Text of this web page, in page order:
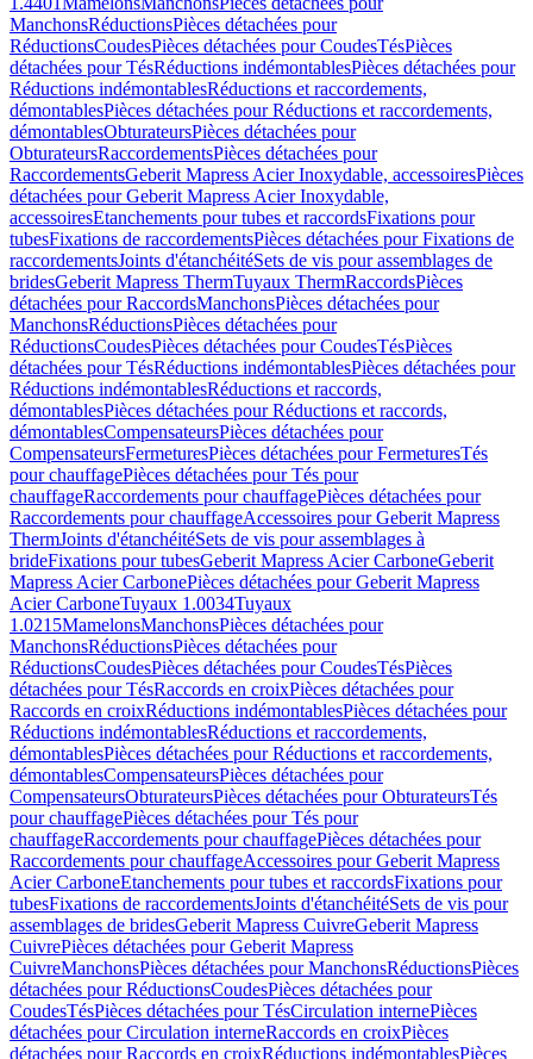
ManchonsRéductionsPièces détachées pour
RéductionsCoudesPièces détachées pour CoudesTésPièces
détachées pour TésRéductions indémontablesPièces détachées pour
Réductions indémontablesRéductions et raccordements,
démontablesPièces détachées pour Réductions et raccordements,
démontablesObturateursPièces détachées pour
ObturateursRaccordementsPièces détachées pour
RaccordementsGeberit Mapress Acier Inoxydable, accessoiresPièces
détachées pour Geberit Mapress Acier Inoxydable,
accessoiresEtanchements pour tubes et raccordsFixations pour
tubesFixations de raccordementsPièces détachées pour Fixations de
raccordementsJoints d'étanchéitéSets de vis pour assemblages de
bridesGeberit Mapress ThermTuyaux ThermRaccordsPièces
détachées pour RaccordsManchonsPièces détachées pour
ManchonsRéductionsPièces détachées pour
RéductionsCoudesPièces détachées pour CoudesTésPièces
détachées pour TésRéductions indémontablesPièces détachées pour
Réductions indémontablesRéductions et raccords,
démontablesPièces détachées pour Réductions et raccords,
démontablesCompensateursPièces détachées pour
CompensateursFermeturesPièces détachées pour FermeturesTés
pour chauffagePièces détachées pour Tés pour
chauffageRaccordements pour chauffagePièces détachées pour
Raccordements pour chauffageAccessoires pour Geberit Mapress
ThermJoints d'étanchéitéSets de vis pour assemblages à
brideFixations pour tubesGeberit Mapress Acier CarboneGeberit
Mapress Acier CarbonePièces détachées pour Geberit Mapress
Acier CarboneTuyaux 1.0034Tuyaux
1.0215MamelonsManchonsPièces détachées pour
ManchonsRéductionsPièces détachées pour
RéductionsCoudesPièces détachées pour CoudesTésPièces
détachées pour TésRaccords en croixPièces détachées pour
Raccords en croixRéductions indémontablesPièces détachées pour
Réductions indémontablesRéductions et raccordements,
démontablesPièces détachées pour Réductions et raccordements,
démontablesCompensateursPièces détachées pour
CompensateursObturateursPièces détachées pour ObturateursTés
pour chauffagePièces détachées pour Tés pour
chauffageRaccordements pour chauffagePièces détachées pour
Raccordements pour chauffageAccessoires pour Geberit Mapress
Acier CarboneEtanchements pour tubes et raccordsFixations pour
tubesFixations de raccordementsJoints d'étanchéitéSets de vis pour
assemblages de bridesGeberit Mapress CuivreGeberit Mapress
CuivrePièces détachées pour Geberit Mapress
CuivreManchonsPièces détachées pour ManchonsRéductionsPièces
détachées pour RéductionsCoudesPièces détachées pour
CoudesTésPièces détachées pour TésCirculation internePièces
détachées pour Circulation interneRaccords en croixPièces
détachées pour Raccords en croixRéductions indémontablesPièces